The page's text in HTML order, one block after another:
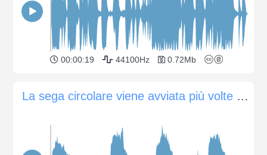
00:00:19 44100Hz 0.72Mb
La sega circolare viene avviata più volte per il taglio